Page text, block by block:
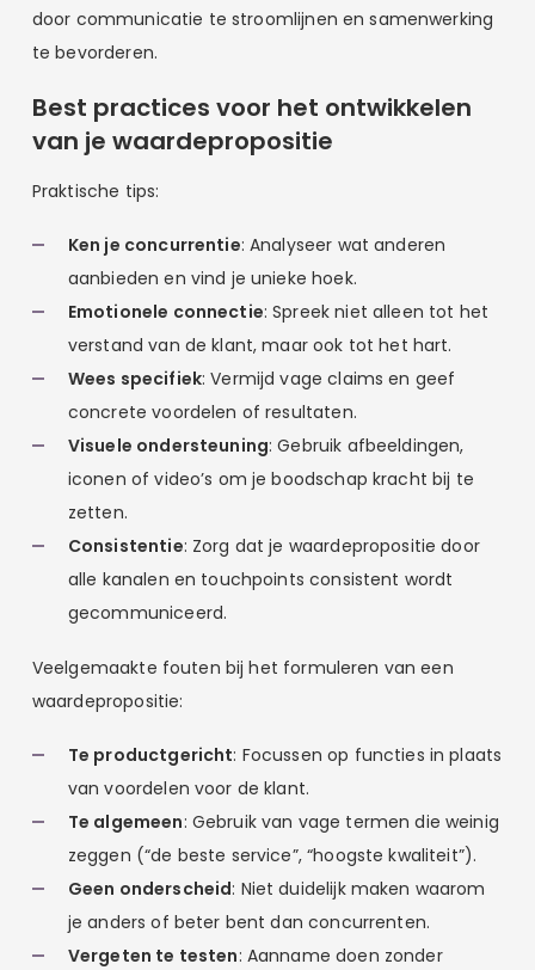
door communicatie te stroomlijnen en samenwerking
te bevorderen.
Best practices voor het ontwikkelen
van je waardepropositie
Praktische tips:
Ken je concurrentie: Analyseer wat anderen
aanbieden en vind je unieke hoek.
Emotionele connectie: Spreek niet alleen tot het
verstand van de klant, maar ook tot het hart.
Wees specifiek: Vermijd vage claims en geef
concrete voordelen of resultaten.
Visuele ondersteuning: Gebruik afbeeldingen,
iconen of video’s om je boodschap kracht bij te
zetten.
Consistentie: Zorg dat je waardepropositie door
alle kanalen en touchpoints consistent wordt
gecommuniceerd.
Veelgemaakte fouten bij het formuleren van een
waardepropositie:
Te productgericht: Focussen op functies in plaats
van voordelen voor de klant.
Te algemeen: Gebruik van vage termen die weinig
zeggen (“de beste service”, “hoogste kwaliteit”).
Geen onderscheid: Niet duidelijk maken waarom
je anders of beter bent dan concurrenten.
Vergeten te testen: Aanname doen zonder